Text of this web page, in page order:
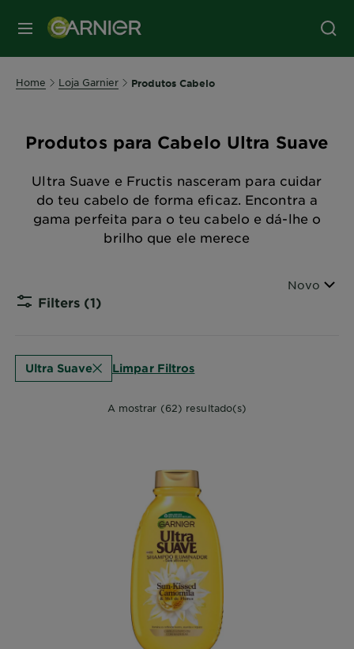
MENU
Home Loja Garnier Produtos Cabelo
Produtos para Cabelo Ultra Suave
Ultra Suave e Fructis nasceram para cuidar
do teu cabelo de forma eficaz. Encontra a
gama perfeita para o teu cabelo e dá-lhe o
brilho que ele merece
Filters (1)
Ordenar
Novo
Ultra Suave Limpar Filtros
A mostrar (62) resultado(s)